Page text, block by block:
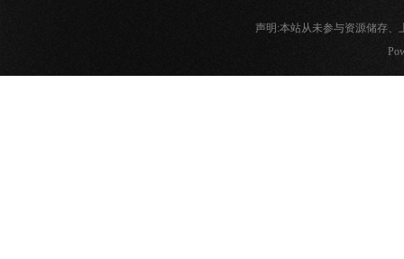
声明:本站从未参与资源储存、